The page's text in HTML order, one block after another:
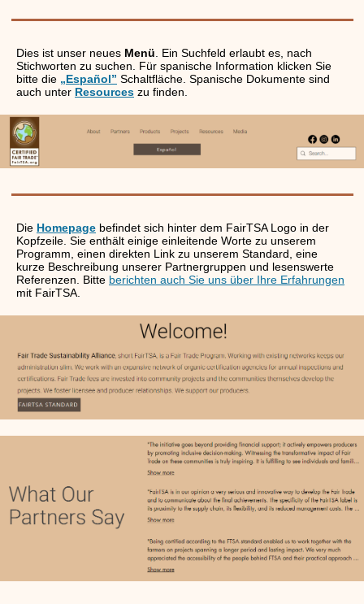
Dies ist unser neues Menü . Ein Suchfeld erlaubt es, nach
Stichworten zu suchen. Für spanische Information klicken Sie
bitte die „Español” Schaltfläche. Spanische Dokumente sind
auch unter Resources zu finden.
Die Homepage befindet sich hinter dem FairTSA Logo in der
Kopfzeile. Sie enthält einige einleitende Worte zu unserem
Programm, einen direkten Link zu unserem Standard, eine
kurze Beschreibung unserer Partnergruppen und lesenswerte
Referenzen. Bitte berichten auch Sie uns über Ihre Erfahrungen
mit FairTSA.